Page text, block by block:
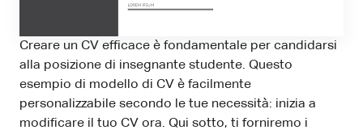
Creare un CV efficace è fondamentale per candidarsi
alla posizione di insegnante studente. Questo
esempio di modello di CV è facilmente
personalizzabile secondo le tue necessità: inizia a
modificare il tuo CV ora. Qui sotto, ti forniremo i